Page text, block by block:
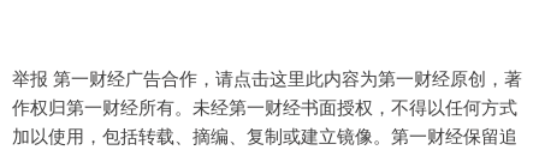
举报 第一财经广告合作，请点击这里此内容为第一财经原创，著
作权归第一财经所有。未经第一财经书面授权，不得以任何方式
加以使用，包括转载、摘编、复制或建立镜像。第一财经保留追